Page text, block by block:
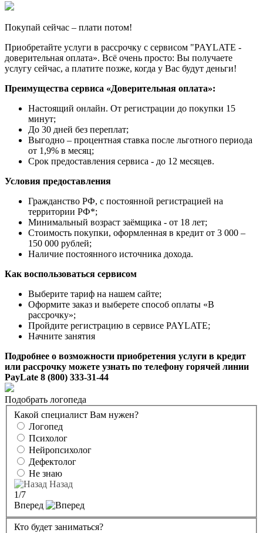
Покупай сейчас – плати потом!
Приобретайте услуги в рассрочку с сервисом "PAYLATE -
доверительная оплата». Всё очень просто: Вы получаете
услугу сейчас, а платите позже, когда у Вас будут деньги!
Преимущества сервиса «Доверительная оплата»:
Настоящий онлайн. От регистрации до покупки 15
минут;
До 30 дней без переплат;
Выгодно – процентная ставка после льготного периода
от 1,9% в месяц;
Срок предоставления сервиса - до 12 месяцев.
Условия предоставления
Гражданство РФ, с постоянной регистрацией на
территории РФ*;
Минимальный возраст заёмщика - от 18 лет;
Стоимость покупки, оформленная в кредит от 3 000 –
150 000 рублей;
Наличие постоянного источника дохода.
Как воспользоваться сервисом
Выберите тариф на нашем сайте;
Оформите заказ и выберете способ оплаты «В
рассрочку»;
Пройдите регистрацию в сервисе PAYLATE;
Начните занятия
Подробнее о возможности приобретения услуги в кредит
или рассрочку можете узнать по телефону горячей линии
PayLate 8 (800) 333-31-44
Подобрать логопеда
Какой специалист Вам нужен?
Логопед
Психолог
Нейропсихолог
Дефектолог
Не знаю
Назад
1/7
Вперед
Кто будет заниматься?